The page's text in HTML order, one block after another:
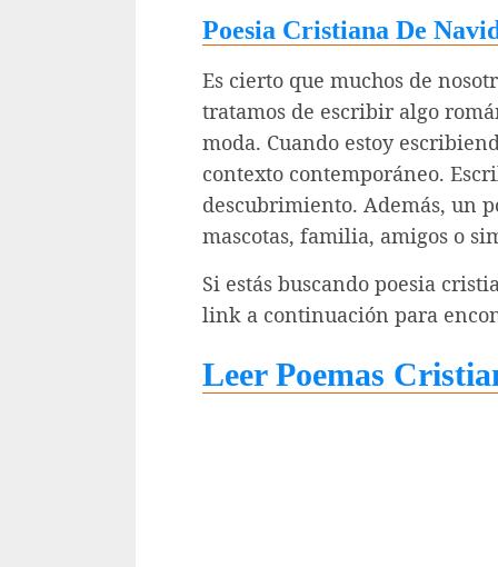
Poesia Cristiana De
Es cierto que muchos de
tratamos de escribir algo
moda. Cuando estoy
contexto contemporáneo.
descubrimiento. Además, un
mascotas, familia, amigos o
Si estás buscando poesia
link a continuación para
Leer Poemas